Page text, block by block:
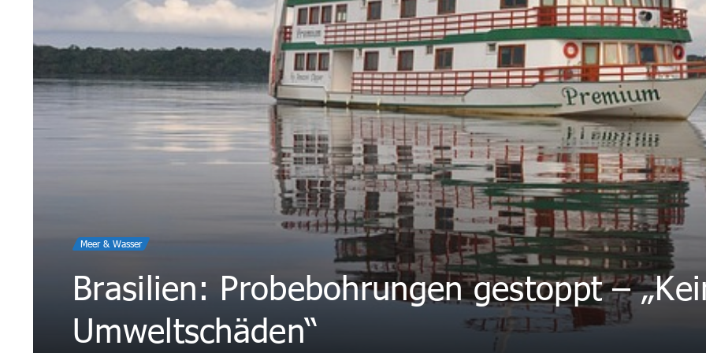
Meer & Wasser
Brasilien: Probebohrungen gestoppt –
Umweltschäden“